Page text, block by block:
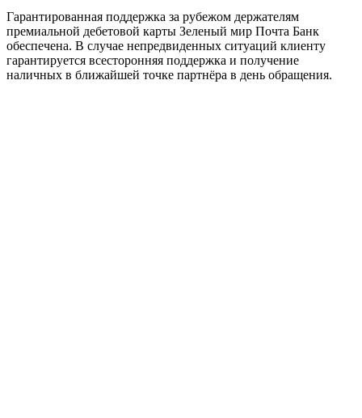
Гарантированная поддержка за рубежом держателям
премиальной дебетовой карты Зеленый мир Почта Банк
обеспечена. В случае непредвиденных ситуаций клиенту
гарантируется всесторонняя поддержка и получение
наличных в ближайшей точке партнёра в день обращения.